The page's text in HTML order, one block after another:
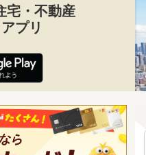
宅・不動産
アプリ